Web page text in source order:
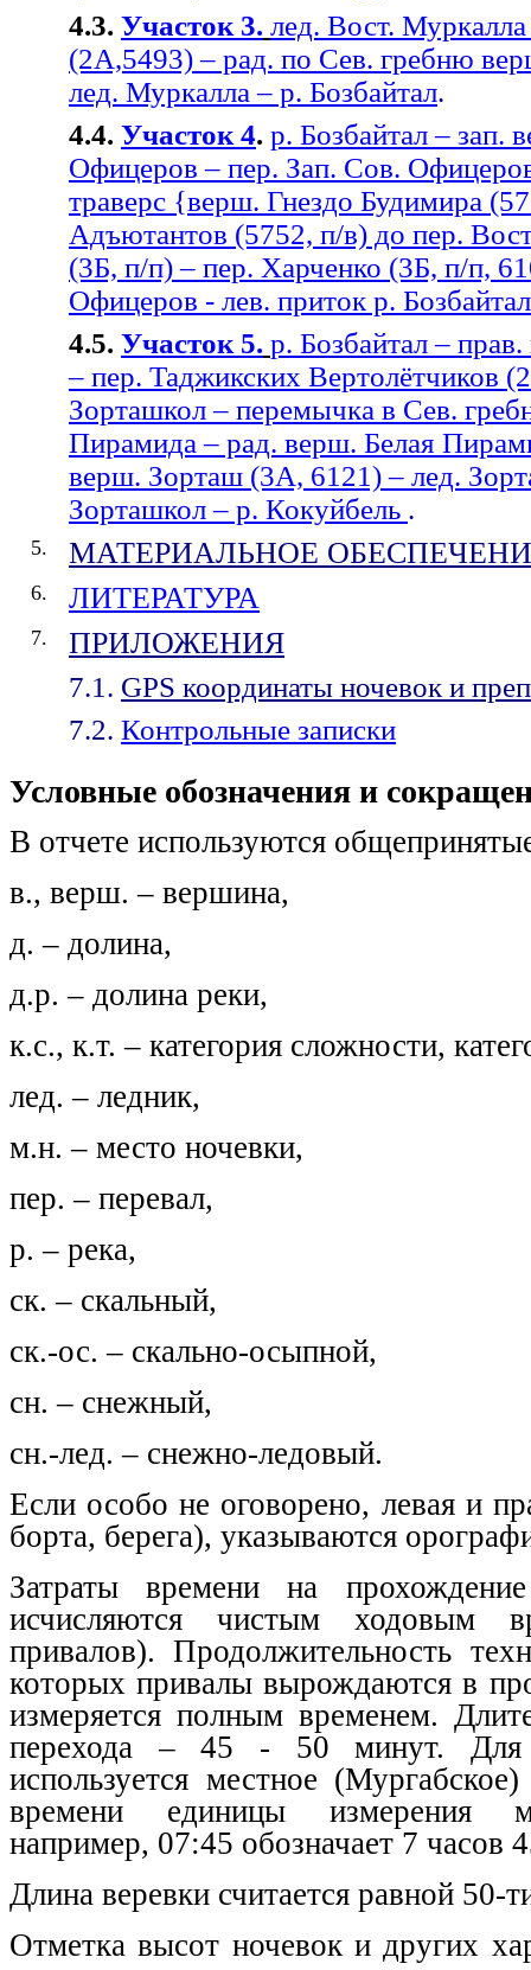
4.3. Участок 3. лед. Вост.
(2А,5493) – рад. по Сев. гребню
лед. Муркалла – р. Бозбайтал.
4.4. Участок 4. р. Бозбайтал – зап.
Офицеров – пер. Зап. Сов.
траверс {верш. Гнездо Будимира
Адъютантов (5752, п/в) до пер.
(3Б, п/п) – пер. Харченко (3Б, п/п,
Офицеров - лев. приток р.
4.5. Участок 5. р. Бозбайтал –
– пер. Таджикских Вертолётчиков
Зорташкол – перемычка в Сев.
Пирамида – рад. верш. Белая
верш. Зорташ (3А, 6121) – лед.
Зорташкол – р. Кокуйбель .
5. МАТЕРИАЛЬНОЕ
6. ЛИТЕРАТУРА
7. ПРИЛОЖЕНИЯ
7.1. GPS координаты ночевок и
7.2. Контрольные записки
Условные обозначения и
В отчете используются
в., верш. – вершина,
д. – долина,
д.р. – долина реки,
к.с., к.т. – категория сложности,
лед. – ледник,
м.н. – место ночевки,
пер. – перевал,
р. – река,
ск. – скальный,
ск.-ос. – скально-осыпной,
сн. – снежный,
сн.-лед. – снежно-ледовый.
Если особо не оговорено, левая и
борта, берега), указываются
Затраты времени на
исчисляются чистым ходовым
привалов). Продолжительность
которых привалы вырождаются в
измеряется полным временем.
перехода – 45 - 50 минут. Для
используется местное
времени единицы измерения
например, 07:45 обозначает 7 часов
Длина веревки считается равной 50-
Отметка высот ночевок и других